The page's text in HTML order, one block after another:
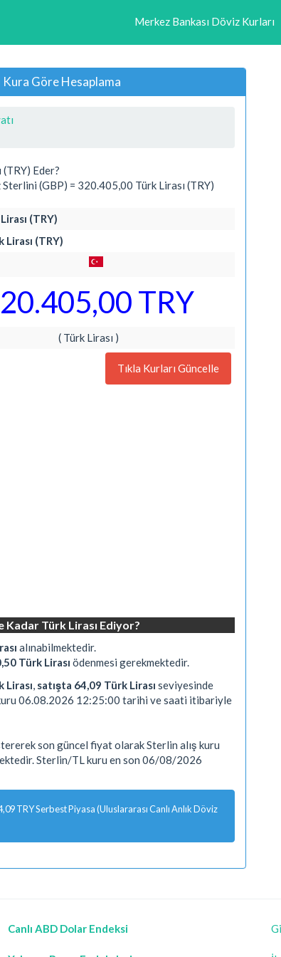
Merkez Bankası Döviz Kurları
Kura Göre Hesaplama
Eder?
(GBP) = 320.405,00 Türk Lirası (TRY)
(TRY)
(TRY)
TRY
( Türk Lirası )
Tıkla Kurları Güncelle
Kadar Türk Lirası Ediyor?
alınabilmektedir.
Türk Lirası ödenmesi gerekmektedir.
Lirası satışta 64,09 Türk Lirası seviyesinde
06.08.2026 12:25:00 tarihi ve saati itibariyle
son güncel fiyat olarak Sterlin alış kuru
Sterlin/TL kuru en son 06/08/2026
TRY Serbest Piyasa (Uluslararası Canlı Anlık Döviz
Canlı ABD Dolar Endeksi